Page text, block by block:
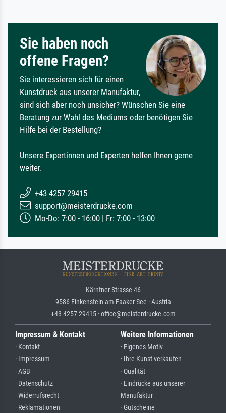
Sie haben noch
offene Fragen?
Sie interessieren sich für einen
Kunstdruck aus unserer Manufaktur,
sind sich aber noch unsicher? Wünschen Sie eine
Beratung zur Wahl des Mediums oder benötigen Sie
Hilfe bei der Bestellung?
Unsere Expertinnen und Experten helfen Ihnen gerne
weiter.
+43 4257 29415
support@meisterdrucke.com
Mo-Do: 7:00 - 16:00 | Fr: 7:00 - 13:00
Kärntner Strasse 46
9586 Finkenstein am Faaker See · Austria
+43 4257 29415 · office@meisterdrucke.com
Impressum & Kontakt
· Kontakt
· Impressum
· AGB
· Datenschutz
· Widerrufsrecht
· Reklamationen
Weitere Informationen
· Eigenes Motiv
· Ihre Kunst verkaufen
· Qualität
· Eindrücke aus unserer
Manufaktur
· Gutscheine